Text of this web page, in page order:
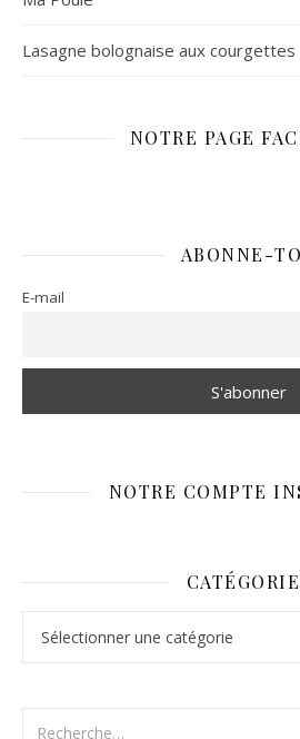
Lasagne bolognaise aux courgettes
NOTRE PAGE
ABONNE-
E-mail
NOTRE COMPTE